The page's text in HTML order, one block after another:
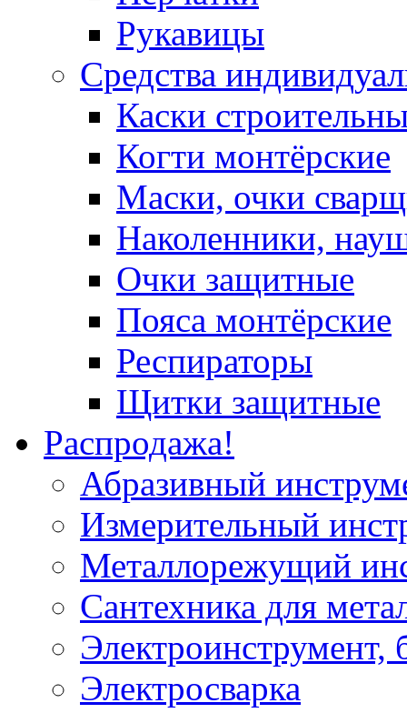
Рукавицы
Средства
Каски
Когти монтёрские
Маски, очки
Наколенники,
Очки защитные
Пояса монтёрские
Респираторы
Щитки защитные
Распродажа!
Абразивный
Измерительный
Металлорежущий
Сантехника для
Электроинструмент,
Электросварка